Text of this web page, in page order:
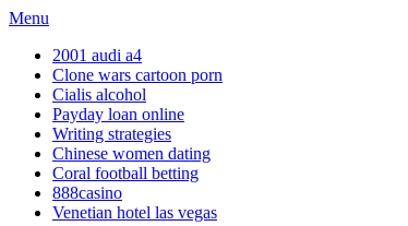
Menu
2001 audi a4
Clone wars cartoon porn
Cialis alcohol
Payday loan online
Writing strategies
Chinese women dating
Coral football betting
888casino
Venetian hotel las vegas